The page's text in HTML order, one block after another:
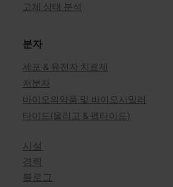
고체 상태 분석
분자
세포 & 유전자 치료제
저분자
바이오의약품 및 바이오시밀러
타이드(올리고 & 펩타이드)
시설
경력
블로그